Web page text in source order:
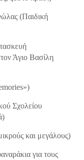
(Παιδική
Άγιο Βασίλη
Σχολείου
και μεγάλους)
για τους